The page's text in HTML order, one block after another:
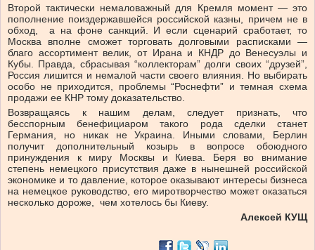
Второй тактически немаловажный для Кремля момент — это
пополнение поиздержавшейся российской казны, причем не в
обход, а на фоне санкций. И если сценарий сработает, то
Москва вполне сможет торговать долговыми расписками —
благо ассортимент велик, от Ирана и КНДР до Венесуэлы и
Кубы. Правда, сбрасывая “коллекторам” долги своих “друзей”,
Россия лишится и немалой части своего влияния. Но выбирать
особо не приходится, проблемы “Роснефти” и темная схема
продажи ее КНР тому доказательство.
Возвращаясь к нашим делам, следует признать, что
бесспорным бенефициаром такого рода сделки станет
Германия, но никак не Украина. Иными словами, Берлин
получит дополнительный козырь в вопросе обоюдного
принуждения к миру Москвы и Киева. Беря во внимание
степень немецкого присутствия даже в нынешней российской
экономике и то давление, которое оказывают интересы бизнеса
на немецкое руководство, его миротворчество может оказаться
несколько дороже, чем хотелось бы Киеву.
Алексей КУЩ